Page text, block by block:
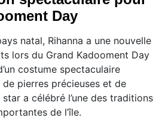
Day
natal, Rihanna a une nouvelle
lors du Grand Kadooment Day
costume spectaculaire
pierres précieuses et de
a célébré l’une des traditions
de l’île.